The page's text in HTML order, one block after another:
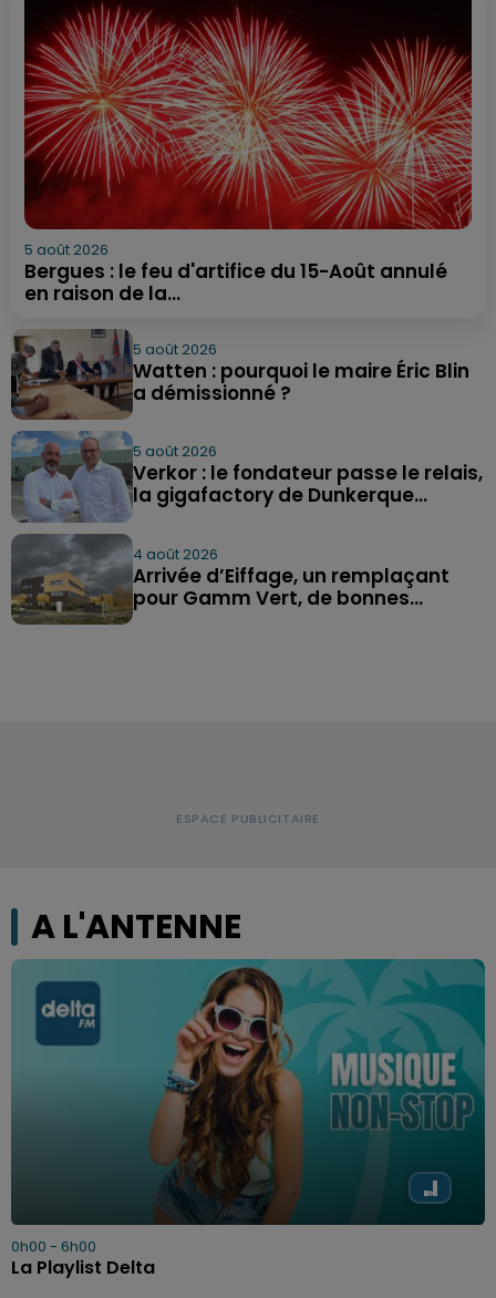
5 août 2026
Bergues : le feu d'artifice du 15-Août annulé
en raison de la...
5 août 2026
Watten : pourquoi le maire Éric Blin
a démissionné ?
5 août 2026
Verkor : le fondateur passe le relais,
la gigafactory de Dunkerque...
4 août 2026
Arrivée d’Eiffage, un remplaçant
pour Gamm Vert, de bonnes...
A L'ANTENNE
0h00 - 6h00
La Playlist Delta